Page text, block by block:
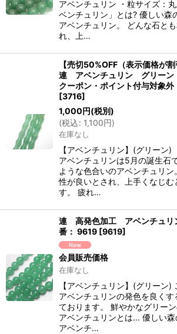
アベンチュリン ・粒サイズ：
ベンチュリン」とは? 優しい森
アベンチュリン。 どんな石と
れ、上…
【売切50%OFF（表示価格が割
連 アベンチュリン グリー
クーポン・ポイント付与対象
[3716]
1,000円(税別)
(税込: 1,100円)
在庫なし
【アベンチュリン】(グリーン)
アベンチュリンは5月の誕生石
ような色合いのアベンチュリ
性が良いとされ、上手くなじむ
す。 疲れ…
連 高発色加工 アベンチ
番： 9619 [9619]
会員販売価格
在庫なし
【アベンチュリン】(グリーン)
アベンチュリンの発色を良くす
ております。 鮮やかなグリーン
アベンチュリンとは... 優しい
アベンチ…